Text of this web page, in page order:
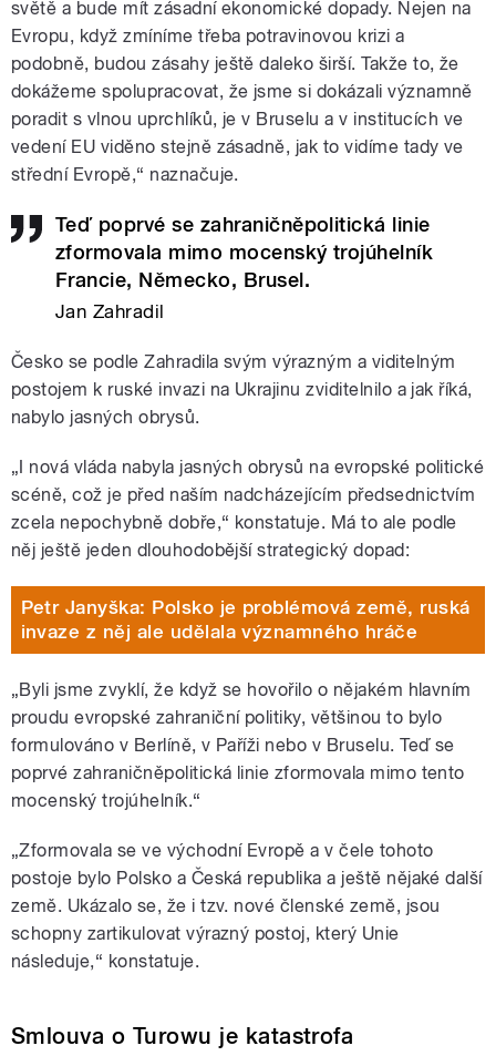
světě a bude mít zásadní ekonomické dopady. Nejen na
Evropu, když zmíníme třeba potravinovou krizi a
podobně, budou zásahy ještě daleko širší. Takže to, že
dokážeme spolupracovat, že jsme si dokázali významně
poradit s vlnou uprchlíků, je v Bruselu a v institucích ve
vedení EU viděno stejně zásadně, jak to vidíme tady ve
střední Evropě,“ naznačuje.
Teď poprvé se zahraničněpolitická linie
zformovala mimo mocenský trojúhelník
Francie, Německo, Brusel.
Jan Zahradil
Česko se podle Zahradila svým výrazným a viditelným
postojem k ruské invazi na Ukrajinu zviditelnilo a jak říká,
nabylo jasných obrysů.
„I nová vláda nabyla jasných obrysů na evropské politické
scéně, což je před naším nadcházejícím předsednictvím
zcela nepochybně dobře,“ konstatuje. Má to ale podle
něj ještě jeden dlouhodobější strategický dopad:
Petr Janyška: Polsko je problémová země, ruská
invaze z něj ale udělala významného hráče
„Byli jsme zvyklí, že když se hovořilo o nějakém hlavním
proudu evropské zahraniční politiky, většinou to bylo
formulováno v Berlíně, v Paříži nebo v Bruselu. Teď se
poprvé zahraničněpolitická linie zformovala mimo tento
mocenský trojúhelník.“
„Zformovala se ve východní Evropě a v čele tohoto
postoje bylo Polsko a Česká republika a ještě nějaké další
země. Ukázalo se, že i tzv. nové členské země, jsou
schopny zartikulovat výrazný postoj, který Unie
následuje,“ konstatuje.
Smlouva o Turowu je katastrofa